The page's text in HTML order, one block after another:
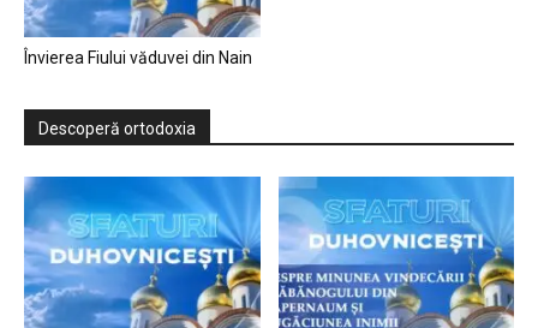
Învierea Fiului văduvei din Nain
Descoperă ortodoxia